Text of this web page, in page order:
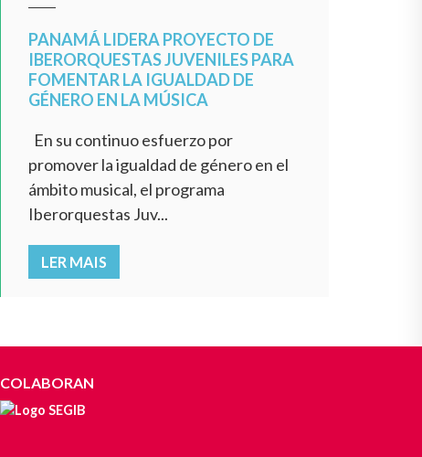
PANAMÁ LIDERA PROYECTO DE
IBERORQUESTAS JUVENILES PARA
FOMENTAR LA IGUALDAD DE
GÉNERO EN LA MÚSICA
En su continuo esfuerzo por
promover la igualdad de género en el
ámbito musical, el programa
Iberorquestas Juv...
LER MAIS
COLABORAN